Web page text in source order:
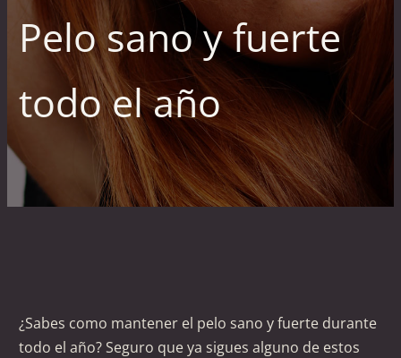
Pelo sano y fuerte
todo el año
¿Sabes como mantener el pelo sano y fuerte durante
todo el año? Seguro que ya sigues alguno de estos